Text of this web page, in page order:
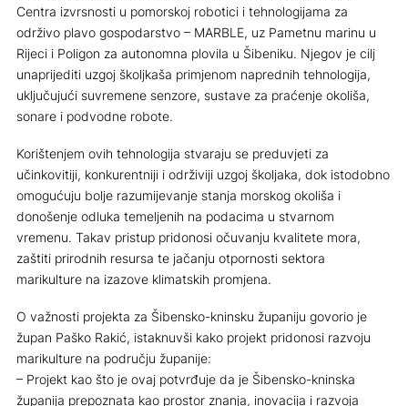
Centra izvrsnosti u pomorskoj robotici i tehnologijama za
održivo plavo gospodarstvo – MARBLE, uz Pametnu marinu u
Rijeci i Poligon za autonomna plovila u Šibeniku. Njegov je cilj
unaprijediti uzgoj školjkaša primjenom naprednih tehnologija,
uključujući suvremene senzore, sustave za praćenje okoliša,
sonare i podvodne robote.
Korištenjem ovih tehnologija stvaraju se preduvjeti za
učinkovitiji, konkurentniji i održiviji uzgoj školjaka, dok istodobno
omogućuju bolje razumijevanje stanja morskog okoliša i
donošenje odluka temeljenih na podacima u stvarnom
vremenu. Takav pristup pridonosi očuvanju kvalitete mora,
zaštiti prirodnih resursa te jačanju otpornosti sektora
marikulture na izazove klimatskih promjena.
O važnosti projekta za Šibensko-kninsku županiju govorio je
župan Paško Rakić, istaknuvši kako projekt pridonosi razvoju
marikulture na području županije:
– Projekt kao što je ovaj potvrđuje da je Šibensko-kninska
županija prepoznata kao prostor znanja, inovacija i razvoja